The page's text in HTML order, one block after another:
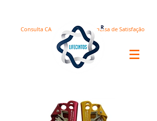
Pesquisa de Satisfação
Consulta CA